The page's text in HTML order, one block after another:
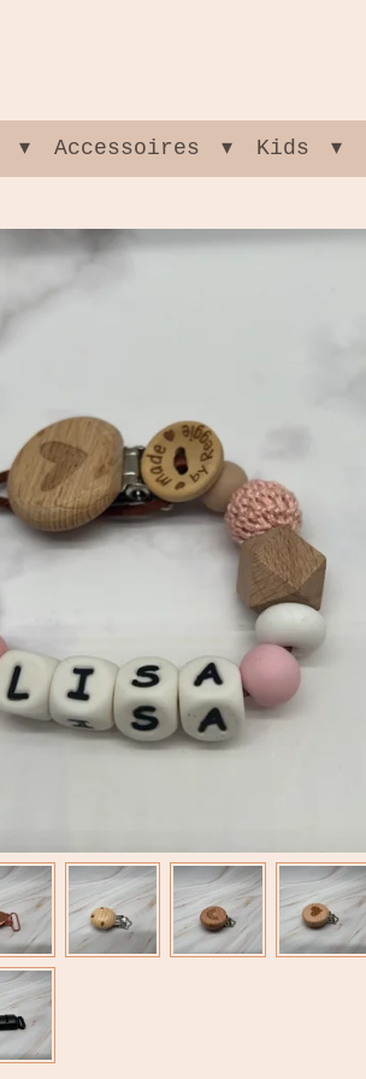
Accessoires Kids